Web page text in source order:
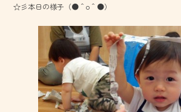
☆彡本日の様子（●＾o＾●）